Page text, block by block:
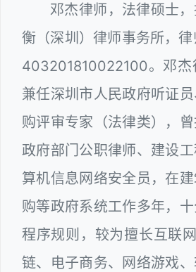
邓杰律师，法律硕士
衡（深圳）律师事务所，
403201810022100。邓杰
兼任深圳市人民政府听证
购评审专家（法律类），
政府部门公职律师、建设
算机信息网络安全员，在
购等政府系统工作多年，
程序规则，较为擅长互联
链、电子商务、网络游戏、